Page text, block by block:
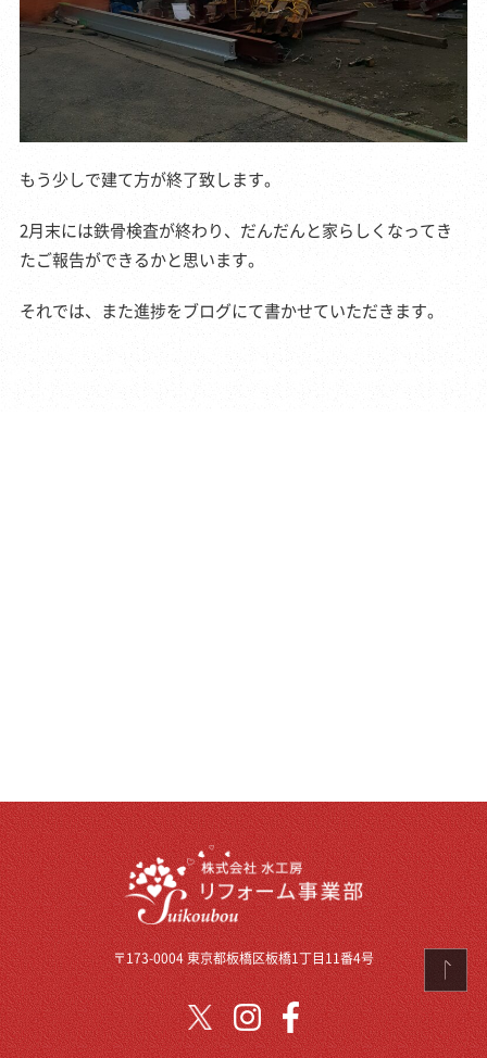
もう少しで建て方が終了致します。
2月末には鉄骨検査が終わり、だんだんと家らしくなってき
たご報告ができるかと思います。
それでは、また進捗をブログにて書かせていただきます。
〒173-0004 東京都板橋区板橋1丁目11番4号